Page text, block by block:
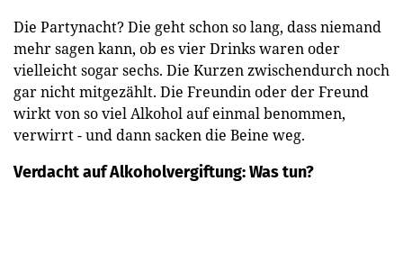
Die Partynacht? Die geht schon so lang, dass niemand
mehr sagen kann, ob es vier Drinks waren oder
vielleicht sogar sechs. Die Kurzen zwischendurch noch
gar nicht mitgezählt. Die Freundin oder der Freund
wirkt von so viel Alkohol auf einmal benommen,
verwirrt - und dann sacken die Beine weg.
Verdacht auf Alkoholvergiftung: Was tun?